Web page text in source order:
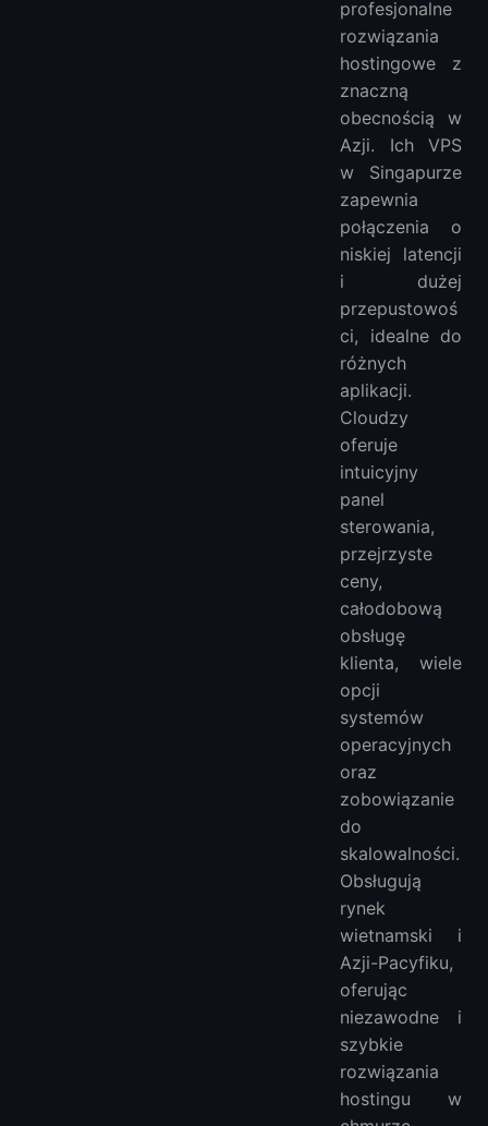
profesjonalne
rozwiązania
hostingowe z
znaczną
obecnością w
Azji. Ich VPS
w Singapurze
zapewnia
połączenia o
niskiej latencji
i dużej
przepustowoś
ci, idealne do
różnych
aplikacji.
Cloudzy
oferuje
intuicyjny
panel
sterowania,
przejrzyste
ceny,
całodobową
obsługę
klienta, wiele
opcji
systemów
operacyjnych
oraz
zobowiązanie
do
skalowalności.
Obsługują
rynek
wietnamski i
Azji-Pacyfiku,
oferując
niezawodne i
szybkie
rozwiązania
hostingu w